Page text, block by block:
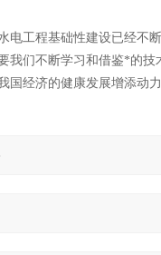
工程基础性建设已经不
们不断学习和借鉴*的
经济的健康发展增添动力